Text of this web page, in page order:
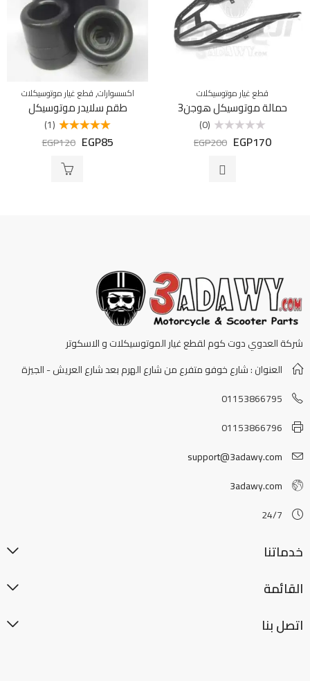
قطع غيار موتوسيكلات
حمالة موتوسيكل هوجن3
التقييم
(0)
EGP170
EGP200
اكسسوارات,قطع غيار موتوسيكلات
طقم سلايدر موتوسيكل
5.00من 5
(1)
EGP85
EGP120
شركة العدوي دوت كوم لقطع غيار الموتوسيكلات و الاسكوتر
العنوان : شارع خوفو متفرع من شارع الهرم بعد شارع العريش - الجيزة
01153866795
01153866796
support@3adawy.com
3adawy.com
24/7
خدماتنا
القائمة
اتصل بنا